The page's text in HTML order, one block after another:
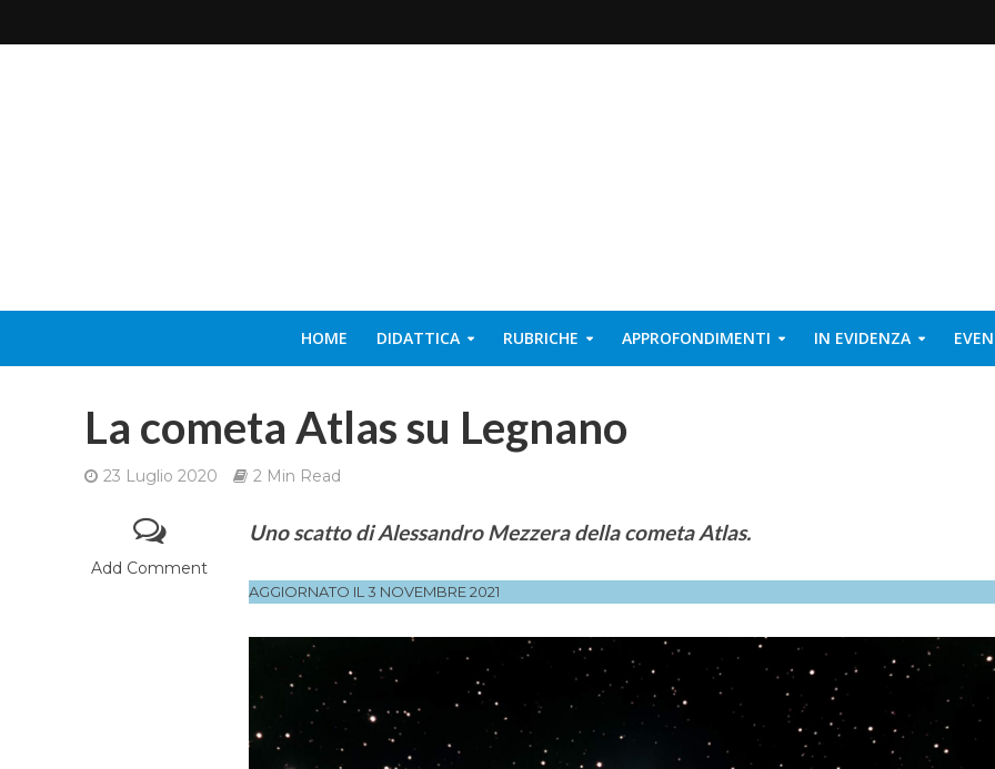
HOME DIDATTICA RUBRICHE APPROFONDIMENTI IN EVIDENZA
La cometa Atlas su Legnano
23 Luglio 2020 2 Min Read
Add Comment
Uno scatto di Alessandro Mezzera della cometa Atlas.
AGGIORNATO IL 3 NOVEMBRE 2021